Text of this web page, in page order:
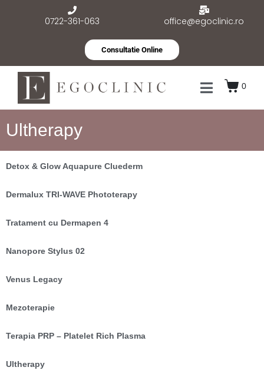
0722-361-063 office@egoclinic.ro
Consultatie Online
0
Ultherapy
Detox & Glow Aquapure Cluederm
Dermalux TRI-WAVE Phototerapy
Tratament cu Dermapen 4
Nanopore Stylus 02
Venus Legacy
Mezoterapie
Terapia PRP – Platelet Rich Plasma
Ultherapy